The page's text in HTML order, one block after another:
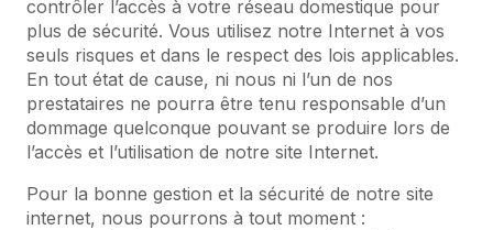
contrôler l’accès à votre réseau domestique pour
plus de sécurité. Vous utilisez notre Internet à vos
seuls risques et dans le respect des lois applicables.
En tout état de cause, ni nous ni l’un de nos
prestataires ne pourra être tenu responsable d’un
dommage quelconque pouvant se produire lors de
l’accès et l’utilisation de notre site Internet.
Pour la bonne gestion et la sécurité de notre site
internet, nous pourrons à tout moment :